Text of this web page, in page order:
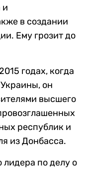
и
в создании
Ему грозит до
годах, когда
он
высшего
республик и
из Донбасса.
по делу о